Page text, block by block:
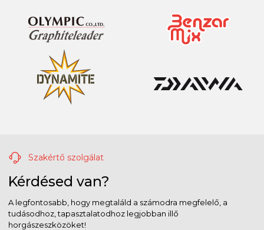
Szakértő szolgálat
Kérdésed van?
A legfontosabb, hogy megtaláld a számodra megfelelő, a
tudásodhoz, tapasztalatodhoz legjobban illő
horgászeszközöket!